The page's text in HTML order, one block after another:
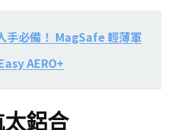
手必備！ MagSafe 輕薄軍
AERO+
鋁合